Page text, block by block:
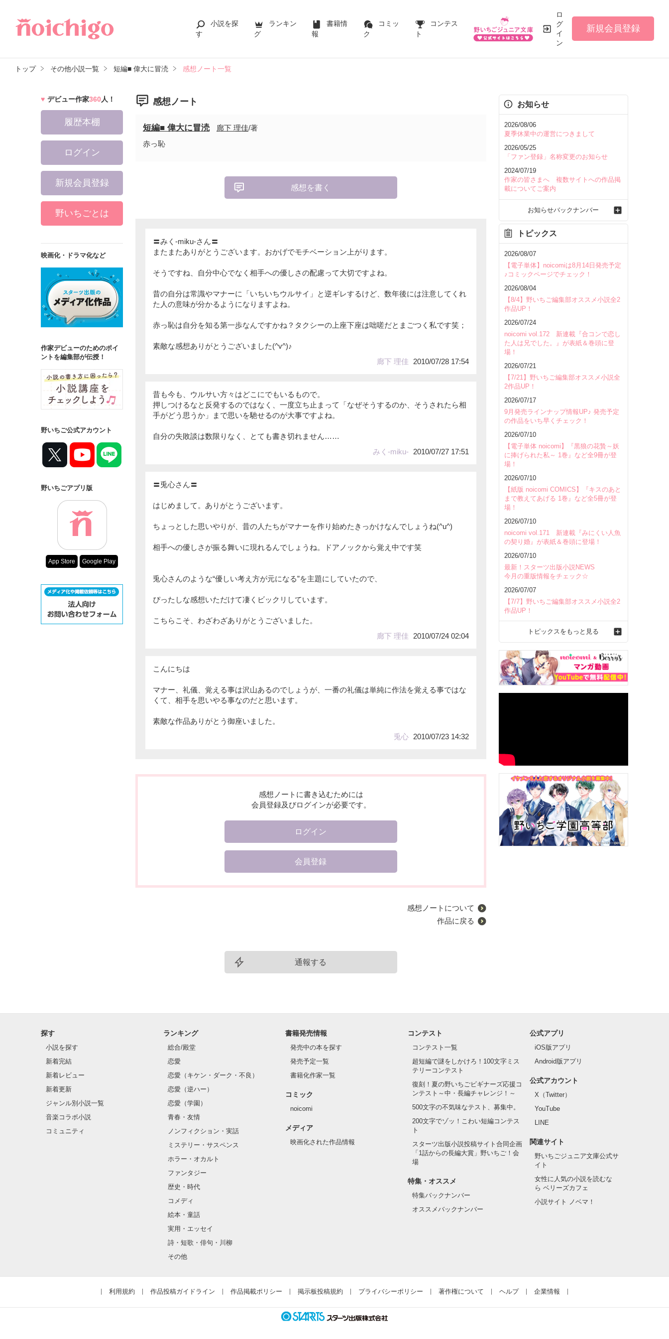
小説を探
す
ランキン
グ
書籍情
報
コミッ
ク
コンテス
ト
ロ
グ
イ
ン
新規会員登録
トップ その他小説一覧 短編■ 偉大に冒涜 感想ノート一覧
感想ノート
短編■ 偉大に冒涜 廊下 理佳/著
赤っ恥
感想を書く
〓みく-miku-さん〓
またまたありがとうございます。おかげでモチベーション上がります。
そうですね、自分中心でなく相手への優しさの配慮って大切ですよね。
昔の自分は常識やマナーに「いちいちウルサイ」と逆ギレするけど、数年後には注意してくれ
た人の意味が分かるようになりますよね。
赤っ恥は自分を知る第一歩なんですかね？タクシーの上座下座は咄嗟だとまごつく私です笑；
素敵な感想ありがとうございました(^v^)♪
廊下 理佳
2010/07/28 17:54
昔も今も、ウルサい方々はどこにでもいるもので。
押しつけるなと反発するのではなく、一度立ち止まって「なぜそうするのか、そうされたら相
手がどう思うか」まで思いを馳せるのが大事ですよね。
自分の失敗談は数限りなく、とても書き切れません……
みく-miku- 2010/07/27 17:51
〓兎心さん〓
はじめまして。ありがとうございます。
ちょっとした思いやりが、昔の人たちがマナーを作り始めたきっかけなんでしょうね(^u^)
相手への優しさが振る舞いに現れるんでしょうね。ドアノックから覚え中です笑
兎心さんのような“優しい考え方が元になる”を主題にしていたので、
ぴったしな感想いただけて凄くビックリしています。
こちらこそ、わざわざありがとうございました。
廊下 理佳
2010/07/24 02:04
こんにちは
マナー、礼儀、覚える事は沢山あるのでしょうが、一番の礼儀は単純に作法を覚える事ではな
くて、相手を思いやる事なのだと思います。
素敵な作品ありがとう御座いました。
兎心 2010/07/23 14:32
感想ノートに書き込むためには
会員登録及びログインが必要です。
ログイン
会員登録
感想ノートについて
作品に戻る
通報する
デビュー作家360人！
履歴本棚
ログイン
新規会員登録
野いちごとは
映画化・ドラマ化など
作家デビューのためのポイ
ントを編集部が伝授！
野いちご公式アカウント
野いちごアプリ版
App Store Google Play
お知らせ
2026/08/06
夏季休業中の運営につきまして
2026/05/25
「ファン登録」名称変更のお知らせ
2024/07/19
作家の皆さまへ 複数サイトへの作品掲
載についてご案内
お知らせバックナンバー
トピックス
2026/08/07
【電子単体】noicomiは8月14日発売予定
♪コミックページでチェック！
2026/08/04
【8/4】野いちご編集部オススメ小説全2
作品UP！
2026/07/24
noicomi vol.172 新連載『合コンで恋し
た人は兄でした。』が表紙＆巻頭に登
場！
2026/07/21
【7/21】野いちご編集部オススメ小説全
2作品UP！
2026/07/17
9月発売ラインナップ情報UP♪ 発売予定
の作品をいち早くチェック！
2026/07/10
【電子単体 noicomi】『黒狼の花贄～妖
に捧げられた私～ 1巻』など全9冊が登
場！
2026/07/10
【紙版 noicomi COMICS】『キスのあと
まで教えてあげる 1巻』など全5冊が登
場！
2026/07/10
noicomi vol.171 新連載『みにくい人魚
の契り婚』が表紙＆巻頭に登場！
2026/07/10
最新！スターツ出版小説NEWS
今月の重版情報をチェック☆
2026/07/07
【7/7】野いちご編集部オススメ小説全2
作品UP！
トピックスをもっと見る
探す
小説を探す
新着完結
新着レビュー
新着更新
ジャンル別小説一覧
音楽コラボ小説
コミュニティ
ランキング
総合/殿堂
恋愛
恋愛（キケン・ダーク・不良）
恋愛（逆ハー）
恋愛（学園）
青春・友情
ノンフィクション・実話
ミステリー・サスペンス
ホラー・オカルト
ファンタジー
歴史・時代
コメディ
絵本・童話
実用・エッセイ
詩・短歌・俳句・川柳
その他
書籍発売情報
発売中の本を探す
発売予定一覧
書籍化作家一覧
コミック
noicomi
メディア
映画化された作品情報
コンテスト
コンテスト一覧
超短編で謎をしかけろ！100文字ミス
テリーコンテスト
復刻！夏の野いちごビギナーズ応援コ
ンテスト～中・長編チャレンジ！～
500文字の不気味なテスト、募集中。
200文字でゾッ！こわい短編コンテス
ト
スターツ出版小説投稿サイト合同企画
「1話からの長編大賞」野いちご！会
場
特集・オススメ
特集バックナンバー
オススメバックナンバー
公式アプリ
iOS版アプリ
Android版アプリ
公式アカウント
X（Twitter）
YouTube
LINE
関連サイト
野いちごジュニア文庫公式サ
イト
女性に人気の小説を読むな
ら ベリーズカフェ
小説サイト ノベマ！
利用規約 作品投稿ガイドライン 作品掲載ポリシー 掲示板投稿規約 プライバシーポリシー 著作権について ヘルプ 企業情報